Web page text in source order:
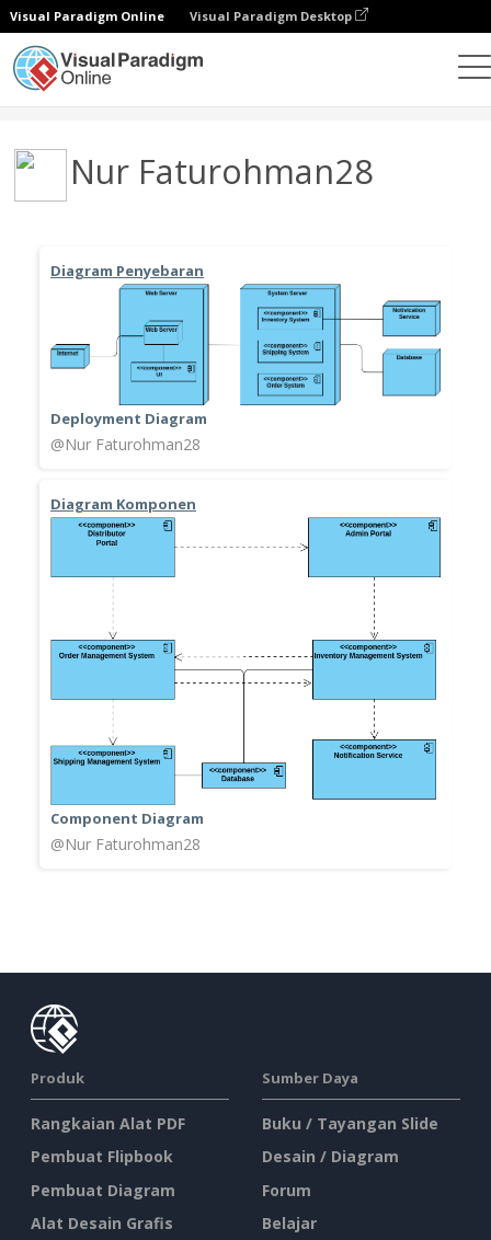
Visual Paradigm Online Visual Paradigm Desktop
Nur Faturohman28
Diagram Penyebaran
Deployment Diagram
@Nur Faturohman28
Diagram Komponen
Component Diagram
@Nur Faturohman28
Produk
Rangkaian Alat PDF
Pembuat Flipbook
Pembuat Diagram
Alat Desain Grafis
Sumber Daya
Buku / Tayangan Slide
Desain / Diagram
Forum
Belajar